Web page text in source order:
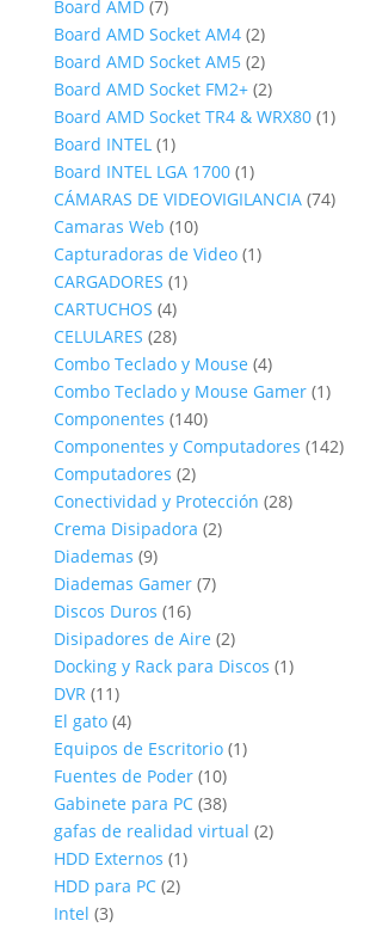
productos
Board AMD 77
productos
Board AMD Socket AM4 22
productos
Board AMD Socket AM5 22
productos
Board AMD Socket FM2+ 22
productos
Board AMD Socket TR4 & WRX80 11
Board INTEL 11
producto
Board INTEL LGA 1700 11
producto
CÁMARAS DE VIDEOVIGILANCIA 7474
Camaras Web 1010
productos
Capturadoras de Video 11
CARGADORES 11
CARTUCHOS 44
productos
CELULARES 2828
productos
Combo Teclado y Mouse 44
productos
Combo Teclado y Mouse Gamer 11
Componentes 140140
productos
Componentes y Computadores 142142
Computadores 22
productos
Conectividad y Protección 2828
Crema Disipadora 22
Diademas 99
productos
Diademas Gamer 77
Discos Duros 1616
productos
Disipadores de Aire 22
productos
Docking y Rack para Discos 11
DVR 1111
productos
El gato 44
productos
Equipos de Escritorio 11
Fuentes de Poder 1010
productos
Gabinete para PC 3838
productos
gafas de realidad virtual 22
HDD Externos 11
HDD para PC 22
Intel 33